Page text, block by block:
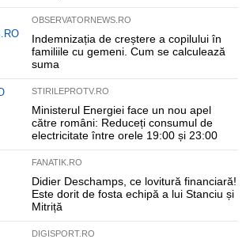
OBSERVATORNEWS.RO
Indemnizația de creștere a copilului în
familiile cu gemeni. Cum se calculează
suma
STIRILEPROTV.RO
Ministerul Energiei face un nou apel
către români: Reduceți consumul de
electricitate între orele 19:00 și 23:00
FANATIK.RO
Didier Deschamps, ce lovitură financiară!
Este dorit de fosta echipă a lui Stanciu și
Mitriță
DIGISPORT.RO